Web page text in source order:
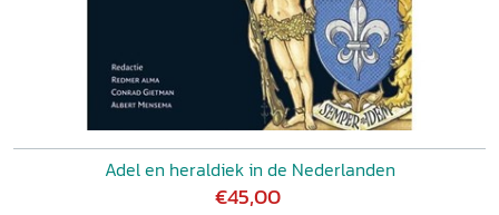
Adel en heraldiek in de Nederlanden
€45,00